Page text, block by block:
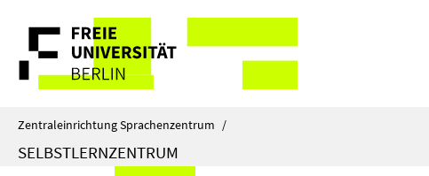
direkt
Inhalt
Service-
Navigation
Zentraleinrichtung Sprachenzentrum /
SELBSTLERNZENTRUM